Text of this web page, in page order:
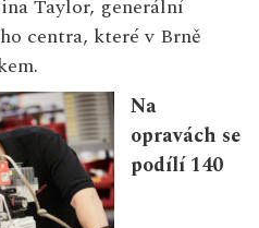
Taylor, generální
centra, které v Brně
Na
opravách se
podílí 140